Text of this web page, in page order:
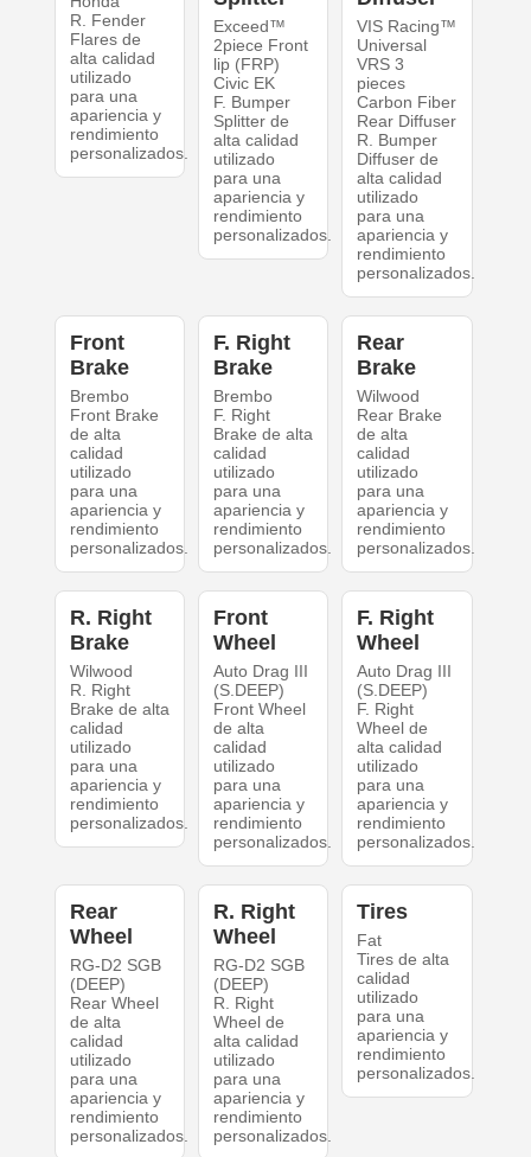
R. Fender
Flares de
alta calidad
utilizado
para una
apariencia y
rendimiento
personalizados.
Exceed™
2piece Front
lip (FRP)
Civic EK
F. Bumper
Splitter de
alta calidad
utilizado
para una
apariencia y
rendimiento
personalizados.
VIS Racing™
Universal
VRS 3
pieces
Carbon Fiber
Rear Diffuser
R. Bumper
Diffuser de
alta calidad
utilizado
para una
apariencia y
rendimiento
personalizados.
Front
Brake
Brembo
Front Brake
de alta
calidad
utilizado
para una
apariencia y
rendimiento
personalizados.
F. Right
Brake
Brembo
F. Right
Brake de alta
calidad
utilizado
para una
apariencia y
rendimiento
personalizados.
Rear
Brake
Wilwood
Rear Brake
de alta
calidad
utilizado
para una
apariencia y
rendimiento
personalizados.
R. Right
Brake
Wilwood
R. Right
Brake de alta
calidad
utilizado
para una
apariencia y
rendimiento
personalizados.
Front
Wheel
Auto Drag III
(S.DEEP)
Front Wheel
de alta
calidad
utilizado
para una
apariencia y
rendimiento
personalizados.
F. Right
Wheel
Auto Drag III
(S.DEEP)
F. Right
Wheel de
alta calidad
utilizado
para una
apariencia y
rendimiento
personalizados.
Rear
Wheel
RG-D2 SGB
(DEEP)
Rear Wheel
de alta
calidad
utilizado
para una
apariencia y
rendimiento
personalizados.
R. Right
Wheel
RG-D2 SGB
(DEEP)
R. Right
Wheel de
alta calidad
utilizado
para una
apariencia y
rendimiento
personalizados.
Tires
Fat
Tires de alta
calidad
utilizado
para una
apariencia y
rendimiento
personalizados.